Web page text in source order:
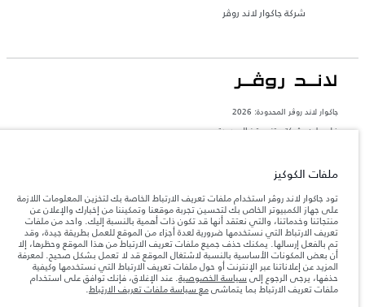
شركة جاكوار لاند روڤر
جاكوار لاند روڨر المحدودة: 2026
فلسطين, شركة ريتز موترز المحدودة
والحد الأقصى لأحمال المحور عند تحميل السيارة بالإكسسوارات والركاب والسوائل والوقود
المعلومات والمواصفات والأسعار والألوان المذكورة على هذا الموقع قد تختلف من بلد إلى
آخر، كما أنّها قد تتغير بدون إشعار مسبق. الرجاء التواصل مع وكيلنا المحلي للتأكد من توفّرها
والتحقق من الأسعار.
ملاحظة مهمة حول الصور والمواصفات. إن النقص العالمي في أشباه الموصلات يؤثر حاليًا
في مواصفات تصميم السيارات وتوفر الخيارات وتوقيتات التصاميم. هذا ظرف ديناميكي
للغاية، ونتيجة لذلك، قد لا تمثّل الصور المستخدَمة ضمن موقع الويب حاليًا المواصفات الحالية
بالكامل بالنسبة إلى الميزات والخيارات والحلية ومجموعات الألوان. يرجى استشارة وكيلك الذي
ملفات الكوكيز
تود جاكوار لاند روڤر استخدام ملفات تعريف الارتباط الخاصة بك لتخزين المعلومات اللازمة
على جهاز الكمبيوتر الخاص بك لتحسين تجربة موقعنا وتمكيننا من إخبارك والإعلان عن
منتجاتنا وخدماتنا، والتي نعتقد أنها قد تكون ذات أهمية بالنسبة إليك. واحد من ملفات
تعريف الارتباط التي نستخدمها ضرورية لعدة أجزاء من الموقع للعمل بطريقة جيدة، وقد
تم بالفعل إرسالها. يمكنك حذف جميع ملفات تعريف الارتباط من هذا الموقع وحظرها، إلا
أن بعض المكونات الأساسية بالنسبة لاشتغال الموقع قد لا تعمل بشكل صحيح. لمعرفة
المزيد عن إعلاناتنا عبر الإنترنت أو حول ملفات تعريف الارتباط التي نستخدمها وكيفية
حذفها، يرجى الرجوع إلى سياسة الخصوصية. عند الإغلاق، فإنك توافق على استخدام
ملفات تعريف الارتباط بما يتماشىمع سياسة ملفات تعريف الارتباط.